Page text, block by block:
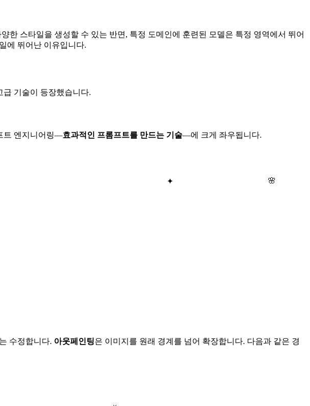
🌸
✦
스타일을 생성할 수 있는 반면, 특정 도메인에 훈련된 모델은 특정 영역에서 뛰어
에 뛰어난 이유입니다.
기술이 등장했습니다.
트 엔지니어링—효과적인 프롬프트를 만드는 기술—에 크게 좌우됩니다.
수정합니다. 아웃페인팅은 이미지를 원래 경계를 넘어 확장합니다. 다음과 같은 경